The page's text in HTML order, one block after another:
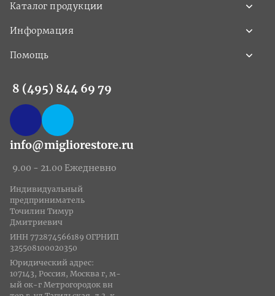
Каталог продукции
Информация
Помощь
8 (495) 844 69 79
info@migliorestore.ru
9.00 - 21.00 Ежедневно
Индивидуальный
предприниматель
Точилин Тимур
Дмитриевич
ИНН 772874566189 ОГРНИП
325508100020350
Юридический адрес:
107143, Россия, Москва г, м-
ый ок-г Метрогородок вн